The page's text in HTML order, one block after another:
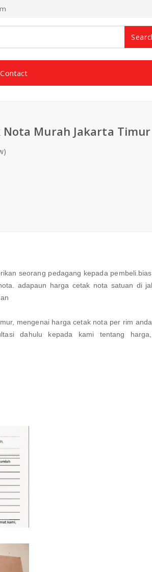
Contact
Nota Murah Jakarta Timur
seorang pedagang kepada
adapaun harga cetak nota satuan di
mengenai harga cetak nota per rim
dahulu kepada kami tentang